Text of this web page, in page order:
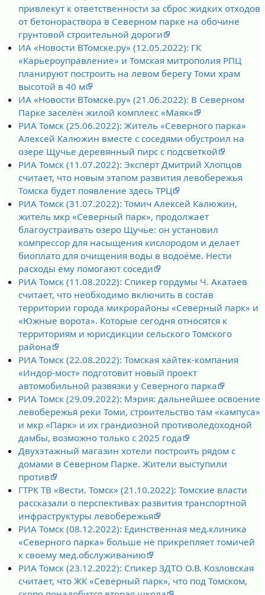
привлекут к ответственности за сброс жидких отходов
от бетонораствора в Северном парке на обочине
грунтовой строительной дороги
ИА «Новости ВТомске.ру» (12.05.2022): ГК
«Карьероуправление» и Томская митрополия РПЦ
планируют построить на левом берегу Томи храм
высотой в 40 м
ИА «Новости ВТомске.ру» (21.06.2022): В Северном
Парке заселён жилой комплекс «Маяк»
РИА Томск (25.06.2022): Житель «Северного парка»
Алексей Калюжин вместе с соседями обустроил на
озере Щучье деревянный пирс с подсветкой
РИА Томск (11.07.2022): Эксперт Дмитрий Хлопцов
считает, что новым этапом развития левобережья
Томска будет появление здесь ТРЦ
РИА Томск (31.07.2022): Томич Алексей Калюжин,
житель мкр «Северный парк», продолжает
благоустраивать озеро Щучье: он установил
компрессор для насыщения кислородом и делает
биоплато для очищения воды в водоёме. Нести
расходы ему помогают соседи
РИА Томск (11.08.2022): Спикер гордумы Ч. Акатаев
считает, что необходимо включить в состав
территории города микрорайоны «Северный парк» и
«Южные ворота». Которые сегодня относятся к
территориям и юрисдикции сельского Томского
района
РИА Томск (22.08.2022): Томская хайтек-компания
«Индор-мост» подготовит новый проект
автомобильной развязки у Северного парка
РИА Томск (29.09.2022): Мэрия: дальнейшее освоение
левобережья реки Томи, строительство там «кампуса»
и мкр «Парк» и их грандиозной противоледоходной
дамбы, возможно только с 2025 года
Двухэтажный магазин хотели построить рядом с
домами в Северном Парке. Жители выступили
против
ГТРК ТВ «Вести. Томск» (21.10.2022): Томские власти
рассказали о перспективах развития транспортной
инфраструктуры левобережья
РИА Томск (08.12.2022): Единственная мед.клиника
«Северного парка» больше не прикрепляет томичей
к своему мед.обслуживанию
РИА Томск (23.12.2022): Спикер ЗДТО О.В. Козловская
считает, что ЖК «Северный парк», что под Томском,